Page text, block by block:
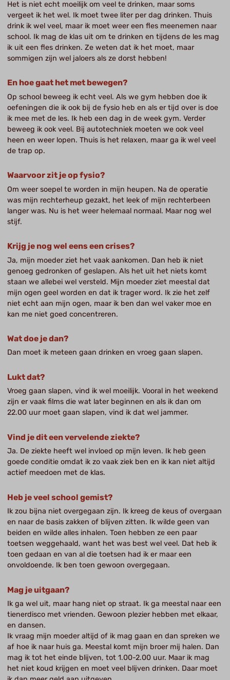
Het is niet echt moeilijk om veel te drinken, maar soms
vergeet ik het wel. Ik moet twee liter per dag drinken. Thuis
drink ik wel veel, maar ik moet weer een fles meenemen naar
school. Ik mag de klas uit om te drinken en tijdens de les mag
ik uit een fles drinken. Ze weten dat ik het moet, maar
sommigen zijn wel jaloers als ze dorst hebben!
En hoe gaat het met bewegen?
Op school beweeg ik echt veel. Als we gym hebben doe ik
oefeningen die ik ook bij de fysio heb en als er tijd over is doe
ik mee met de les. Ik heb een dag in de week gym. Verder
beweeg ik ook veel. Bij autotechniek moeten we ook veel
heen en weer lopen. Thuis is het relaxen, maar ga ik wel veel
de trap op.
Waarvoor zit je op fysio?
Om weer soepel te worden in mijn heupen. Na de operatie
was mijn rechterheup gezakt, het leek of mijn rechterbeen
langer was. Nu is het weer helemaal normaal. Maar nog wel
stijf.
Krijg je nog wel eens een crises?
Ja, mijn moeder ziet het vaak aankomen. Dan heb ik niet
genoeg gedronken of geslapen. Als het uit het niets komt
staan we allebei wel versteld. Mijn moeder ziet meestal dat
mijn ogen geel worden en dat ik trager word. Ik zie het zelf
niet echt aan mijn ogen, maar ik ben dan wel vaker moe en
kan me niet goed concentreren.
Wat doe je dan?
Dan moet ik meteen gaan drinken en vroeg gaan slapen.
Lukt dat?
Vroeg gaan slapen, vind ik wel moeilijk. Vooral in het weekend
zijn er vaak films die wat later beginnen en als ik dan om
22.00 uur moet gaan slapen, vind ik dat wel jammer.
Vind je dit een vervelende ziekte?
Ja. De ziekte heeft wel invloed op mijn leven. Ik heb geen
goede conditie omdat ik zo vaak ziek ben en ik kan niet altijd
actief meedoen met de klas.
Heb je veel school gemist?
Ik zou bijna niet overgegaan zijn. Ik kreeg de keus of overgaan
en naar de basis zakken of blijven zitten. Ik wilde geen van
beiden en wilde alles inhalen. Toen hebben ze een paar
toetsen weggehaald, want het was best wel veel. Dat heb ik
toen gedaan en van al die toetsen had ik er maar een
onvoldoende. Ik ben toen gewoon overgegaan.
Mag je uitgaan?
Ik ga wel uit, maar hang niet op straat. Ik ga meestal naar een
tienerdisco met vrienden. Gewoon plezier hebben met elkaar,
en dansen.
Ik vraag mijn moeder altijd of ik mag gaan en dan spreken we
af hoe ik naar huis ga. Meestal komt mijn broer mij halen. Dan
mag ik tot het einde blijven, tot 1.00-2.00 uur. Maar ik mag
het niet koud krijgen en moet veel blijven drinken. Daar moet